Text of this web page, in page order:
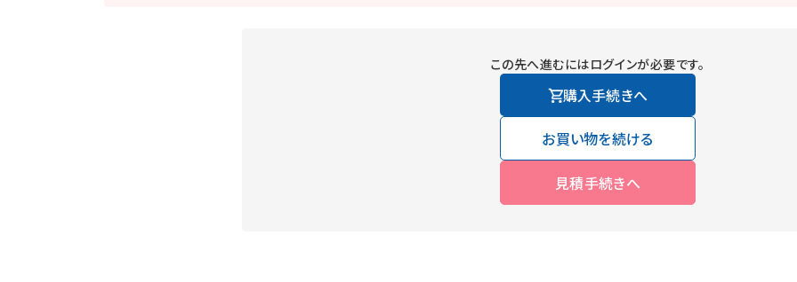
この先へ進むにはログインが必要です。
購入手続きへ
お買い物を続ける
見積手続きへ